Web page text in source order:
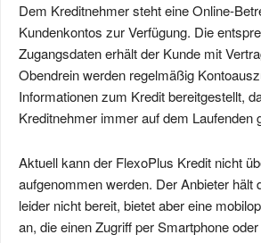
Dem Kreditnehmer steht eine Online-
Kundenkontos zur Verfügung. Die
Zugangsdaten erhält der Kunde mit
Obendrein werden regelmäßig
Informationen zum Kredit bereitgestellt,
Kreditnehmer immer auf dem Laufenden
Aktuell kann der FlexoPlus Kredit nicht
aufgenommen werden. Der Anbieter hält
leider nicht bereit, bietet aber eine
an, die einen Zugriff per Smartphone